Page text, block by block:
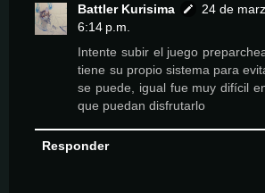
Battler Kurisima
24 de
6:14 p.m.
Intente subir el juego
tiene su propio sistema para
se puede, igual fue muy difícil
que puedan disfrutarlo
Responder